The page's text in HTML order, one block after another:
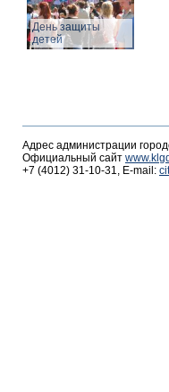
День защиты
детей
Адрес администрации
Официальный сайт
+7 (4012) 31-10-31, E-mail: